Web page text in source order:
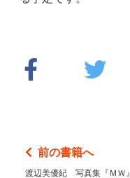
前の書籍へ
渡辺美優紀 写真集『ＭＷ』